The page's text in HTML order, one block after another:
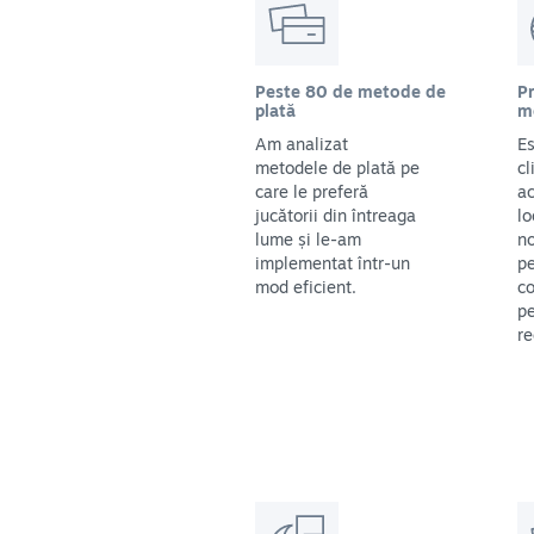
Peste 80 de metode de
plată
Am analizat
metodele de plată pe
care le preferă
jucătorii din întreaga
lume și le-am
implementat într-un
mod eficient.